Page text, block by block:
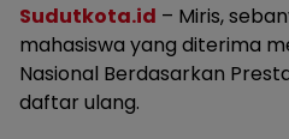
Sudutkota.id – Miris,
mahasiswa yang diterima
Nasional Berdasarkan
daftar ulang.